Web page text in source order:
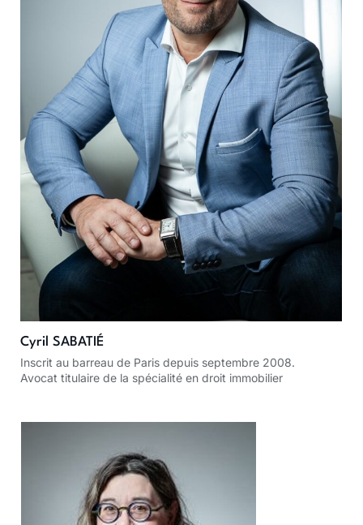
Cyril SABATIÉ
Inscrit au barreau de Paris depuis septembre 2008.
Avocat titulaire de la spécialité en droit immobilier